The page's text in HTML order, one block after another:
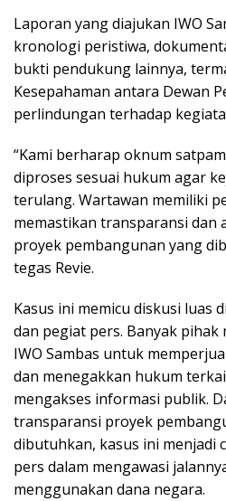
Laporan yang diajukan IWO
kronologi peristiwa,
bukti pendukung lainnya,
Kesepahaman antara Dewan
perlindungan terhadap
“Kami berharap oknum
diproses sesuai hukum agar
terulang. Wartawan memiliki
memastikan transparansi dan
proyek pembangunan yang
tegas Revie.
Kasus ini memicu diskusi luas
dan pegiat pers. Banyak
IWO Sambas untuk
dan menegakkan hukum
mengakses informasi publik.
transparansi proyek
dibutuhkan, kasus ini menjadi
pers dalam mengawasi
menggunakan dana negara.